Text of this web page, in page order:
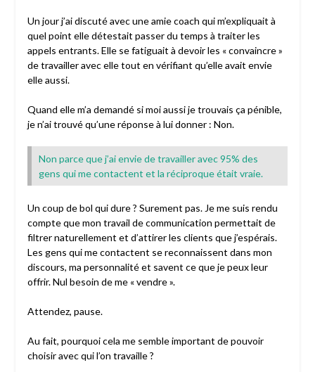
Un jour j’ai discuté avec une amie coach qui m’expliquait à
quel point elle détestait passer du temps à traiter les
appels entrants. Elle se fatiguait à devoir les « convaincre »
de travailler avec elle tout en vérifiant qu’elle avait envie
elle aussi.
Quand elle m’a demandé si moi aussi je trouvais ça pénible,
je n’ai trouvé qu’une réponse à lui donner : Non.
Non parce que j’ai envie de travailler avec 95% des
gens qui me contactent et la réciproque était vraie.
Un coup de bol qui dure ? Surement pas. Je me suis rendu
compte que mon travail de communication permettait de
filtrer naturellement et d’attirer les clients que j’espérais.
Les gens qui me contactent se reconnaissent dans mon
discours, ma personnalité et savent ce que je peux leur
offrir. Nul besoin de me « vendre ».
Attendez, pause.
Au fait, pourquoi cela me semble important de pouvoir
choisir avec qui l’on travaille ?